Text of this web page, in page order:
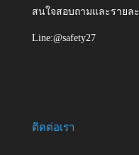
สนใจสอบถามและรายละ
Line:@safety27
ติดต่อเรา